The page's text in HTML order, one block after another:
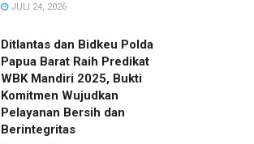
JULI 24, 2026
Ditlantas dan Bidkeu Polda
Papua Barat Raih Predikat
WBK Mandiri 2025, Bukti
Komitmen Wujudkan
Pelayanan Bersih dan
Berintegritas